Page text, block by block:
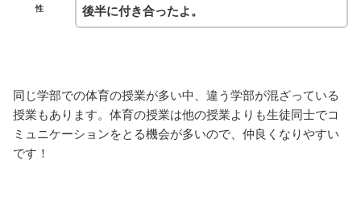
性
後半に付き合ったよ。
同じ学部での体育の授業が多い中、違う学部が混ざっている
授業もあります。体育の授業は他の授業よりも生徒同士でコ
ミュニケーションをとる機会が多いので、仲良くなりやすい
です！